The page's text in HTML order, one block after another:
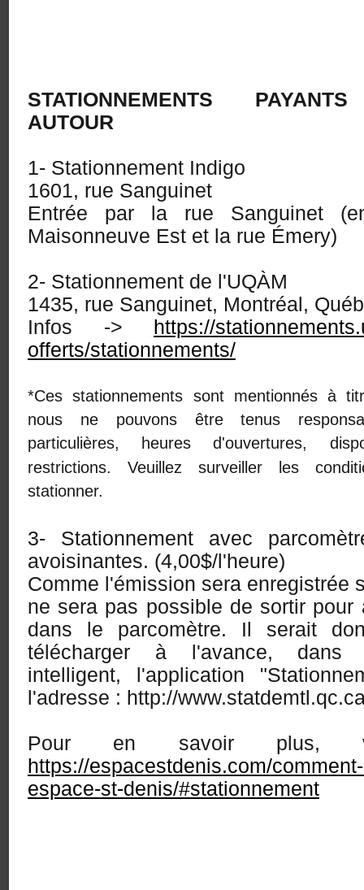
STATIONNEMENTS
AUTOUR
1- Stationnement Indigo
1601, rue Sanguinet
Entrée par la rue Sanguinet
Maisonneuve Est et la rue Émery)
2- Stationnement de l'UQÀM
1435, rue Sanguinet, Montréal,
Infos ->
https://
offerts/stationnements/
*Ces stationnements sont mentionnés à
nous ne pouvons être tenus
particulières, heures d'ouvertures,
restrictions. Veuillez surveiller les
stationner.
3- Stationnement avec
avoisinantes. (4,00$/l'heure)
Comme l'émission sera enregistrée
ne sera pas possible de sortir pour
dans le parcomètre. Il serait
télécharger à l'avance, dans
intelligent, l'application
l'adresse : http://
Pour en savoir plus,
https://espacestdenis.com/
espace-st-denis/#stationnement